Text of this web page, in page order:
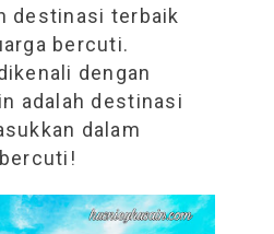
destinasi terbaik
bercuti.
dengan
adalah destinasi
dalam